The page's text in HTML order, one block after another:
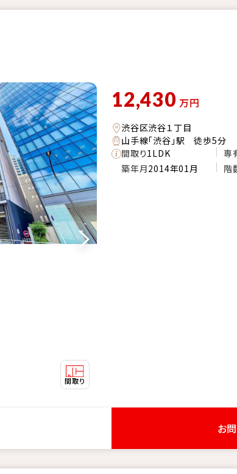
12,430 万円
渋谷区渋谷１丁目
山手線「渋谷」駅 徒歩5分
間取り1LDK 専
築年月2014年01月 階
お